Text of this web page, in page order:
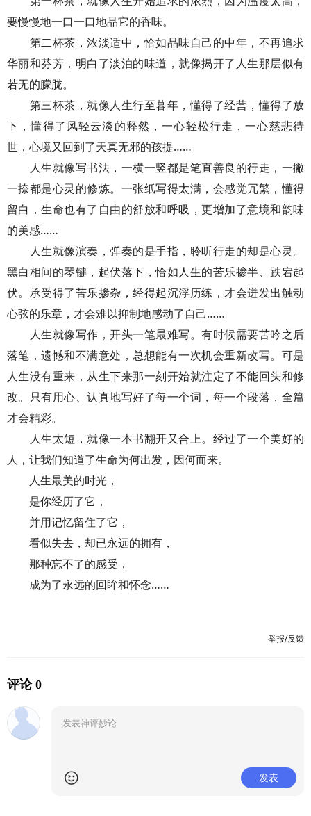
要慢慢地一口一口地品它的香味。
第二杯茶，浓淡适中，恰如品味自己的中年，不再追求
华丽和芬芳，明白了淡泊的味道，就像揭开了人生那层似有
若无的朦胧。
第三杯茶，就像人生行至暮年，懂得了经营，懂得了放
下，懂得了风轻云淡的释然，一心轻松行走，一心慈悲待
世，心境又回到了天真无邪的孩提……
人生就像写书法，一横一竖都是笔直善良的行走，一撇
一捺都是心灵的修炼。一张纸写得太满，会感觉冗繁，懂得
留白，生命也有了自由的舒放和呼吸，更增加了意境和韵味
的美感……
人生就像演奏，弹奏的是手指，聆听行走的却是心灵。
黑白相间的琴键，起伏落下，恰如人生的苦乐掺半、跌宕起
伏。承受得了苦乐掺杂，经得起沉浮历练，才会迸发出触动
心弦的乐章，才会难以抑制地感动了自己……
人生就像写作，开头一笔最难写。有时候需要苦吟之后
落笔，遗憾和不满意处，总想能有一次机会重新改写。可是
人生没有重来，从生下来那一刻开始就注定了不能回头和修
改。只有用心、认真地写好了每一个词，每一个段落，全篇
才会精彩。
人生太短，就像一本书翻开又合上。经过了一个美好的
人，让我们知道了生命为何出发，因何而来。
人生最美的时光，
是你经历了它，
并用记忆留住了它，
看似失去，却已永远的拥有，
那种忘不了的感受，
成为了永远的回眸和怀念……
举报/反馈
评论 0
发表